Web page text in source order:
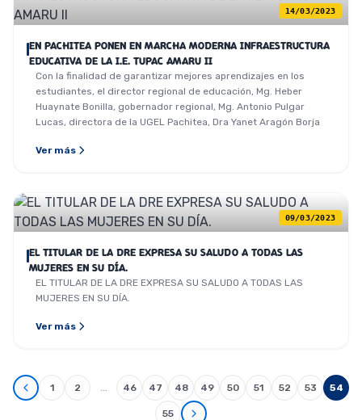
14/03/2023
EN PACHITEA PONEN EN MARCHA MODERNA INFRAESTRUCTURA
EDUCATIVA DE LA I.E. TUPAC AMARU II
Con la finalidad de garantizar mejores aprendizajes en los
estudiantes, el director regional de educación, Mg. Heber
Huaynate Bonilla, gobernador regional, Mg. Antonio Pulgar
Lucas, directora de la UGEL Pachitea, Dra Yanet Aragón Borja
Ver más
09/03/2023
EL TITULAR DE LA DRE EXPRESA SU SALUDO A TODAS LAS
MUJERES EN SU DÍA.
EL TITULAR DE LA DRE EXPRESA SU SALUDO A TODAS LAS
MUJERES EN SU DÍA.
Ver más
1 2 … 46 47 48 49 50 51 52 53 54
55